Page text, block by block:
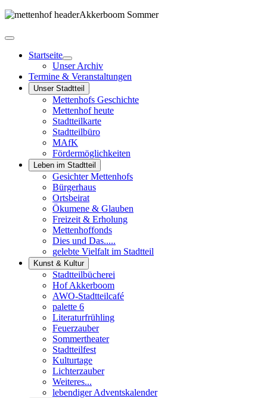
Startseite
Unser Archiv
Termine & Veranstaltungen
Unser Stadtteil
Mettenhofs Geschichte
Mettenhof heute
Stadtteilkarte
Stadtteilbüro
MAfK
Fördermöglichkeiten
Leben im Stadtteil
Gesichter Mettenhofs
Bürgerhaus
Ortsbeirat
Ökumene & Glauben
Freizeit & Erholung
Mettenhoffonds
Dies und Das.....
gelebte Vielfalt im Stadtteil
Kunst & Kultur
Stadtteilbücherei
Hof Akkerboom
AWO-Stadtteilcafé
palette 6
Literaturfrühling
Feuerzauber
Sommertheater
Stadtteilfest
Kulturtage
Lichterzauber
Weiteres...
lebendiger Adventskalender